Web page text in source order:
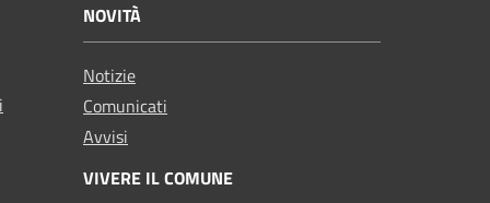
NOVITÀ
Notizie
Comunicati
Avvisi
VIVERE IL COMUNE